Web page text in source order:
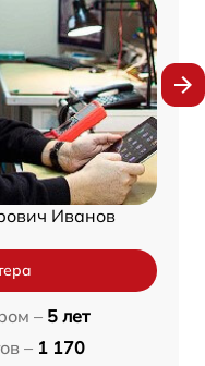
Иванов
– 5 лет
– 1 170